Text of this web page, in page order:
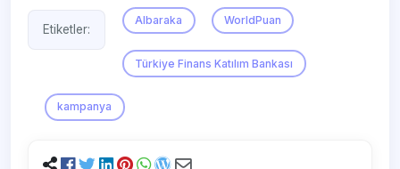
Etiketler:
Albaraka WorldPuan
Türkiye Finans Katılım Bankası
kampanya